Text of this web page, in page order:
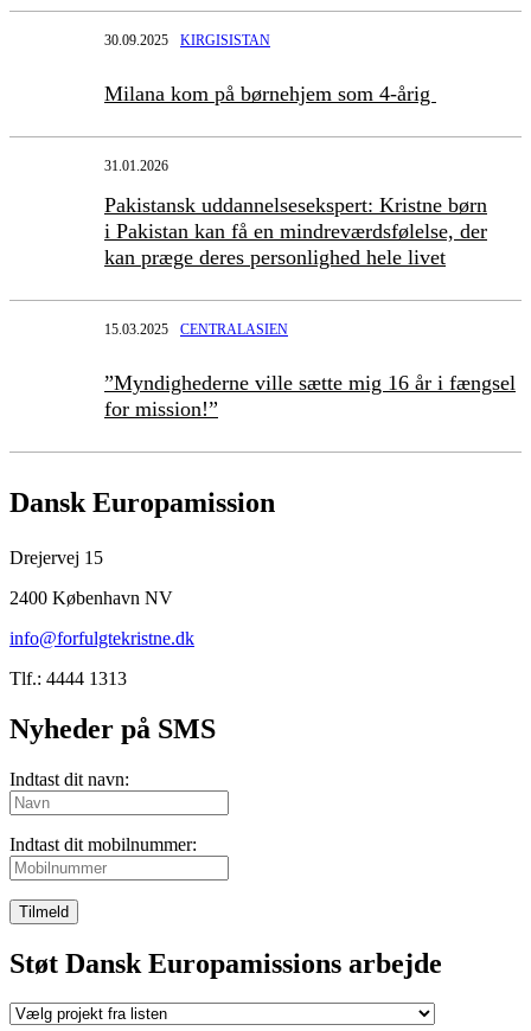
30.09.2025 KIRGISISTAN
Milana kom på børnehjem som 4-årig
31.01.2026
Pakistansk uddannelsesekspert: Kristne børn
i Pakistan kan få en mindreværdsfølelse, der
kan præge deres personlighed hele livet
15.03.2025 CENTRALASIEN
”Myndighederne ville sætte mig 16 år i fængsel
for mission!”
Dansk Europamission
Drejervej 15
2400 København NV
info@forfulgtekristne.dk
Tlf.: 4444 1313
Nyheder på SMS
Indtast dit navn:
Indtast dit mobilnummer:
Tilmeld
Støt Dansk Europamissions arbejde